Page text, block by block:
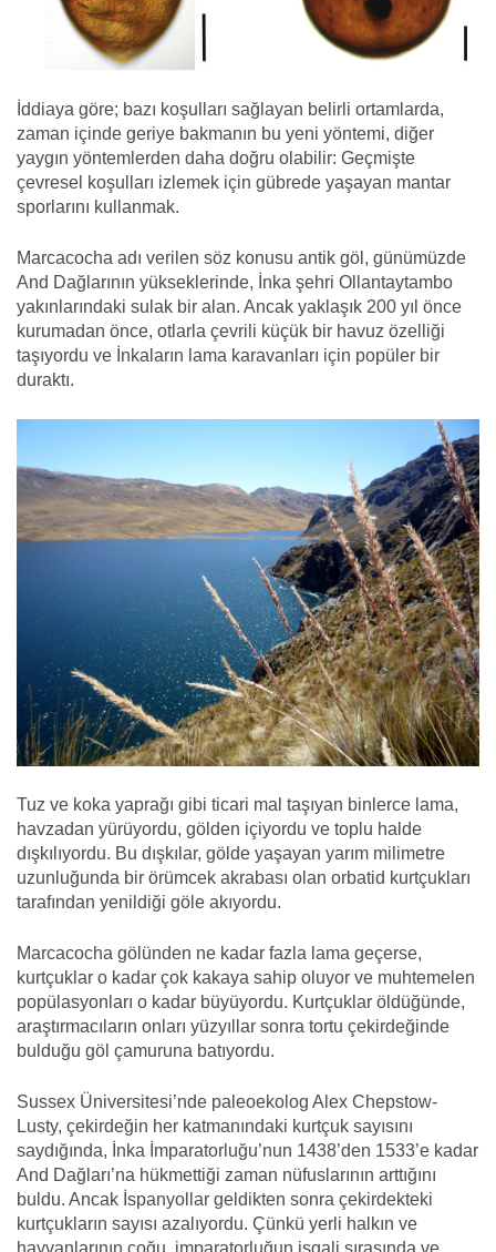
İddiaya göre; bazı koşulları sağlayan belirli ortamlarda,
zaman içinde geriye bakmanın bu yeni yöntemi, diğer
yaygın yöntemlerden daha doğru olabilir: Geçmişte
çevresel koşulları izlemek için gübrede yaşayan mantar
sporlarını kullanmak.
Marcacocha adı verilen söz konusu antik göl, günümüzde
And Dağlarının yükseklerinde, İnka şehri Ollantaytambo
yakınlarındaki sulak bir alan. Ancak yaklaşık 200 yıl önce
kurumadan önce, otlarla çevrili küçük bir havuz özelliği
taşıyordu ve İnkaların lama karavanları için popüler bir
duraktı.
Tuz ve koka yaprağı gibi ticari mal taşıyan binlerce lama,
havzadan yürüyordu, gölden içiyordu ve toplu halde
dışkılıyordu. Bu dışkılar, gölde yaşayan yarım milimetre
uzunluğunda bir örümcek akrabası olan orbatid kurtçukları
tarafından yenildiği göle akıyordu.
Marcacocha gölünden ne kadar fazla lama geçerse,
kurtçuklar o kadar çok kakaya sahip oluyor ve muhtemelen
popülasyonları o kadar büyüyordu. Kurtçuklar öldüğünde,
araştırmacıların onları yüzyıllar sonra tortu çekirdeğinde
bulduğu göl çamuruna batıyordu.
Sussex Üniversitesi’nde paleoekolog Alex Chepstow-
Lusty, çekirdeğin her katmanındaki kurtçuk sayısını
saydığında, İnka İmparatorluğu’nun 1438’den 1533’e kadar
And Dağları’na hükmettiği zaman nüfuslarının arttığını
buldu. Ancak İspanyollar geldikten sonra çekirdekteki
kurtçukların sayısı azalıyordu. Çünkü yerli halkın ve